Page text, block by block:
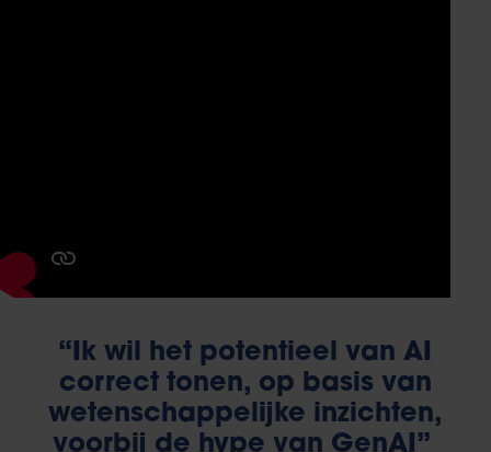
“Ik wil het potentieel van AI
correct tonen, op basis van
wetenschappelijke inzichten,
voorbij de hype van GenAI”